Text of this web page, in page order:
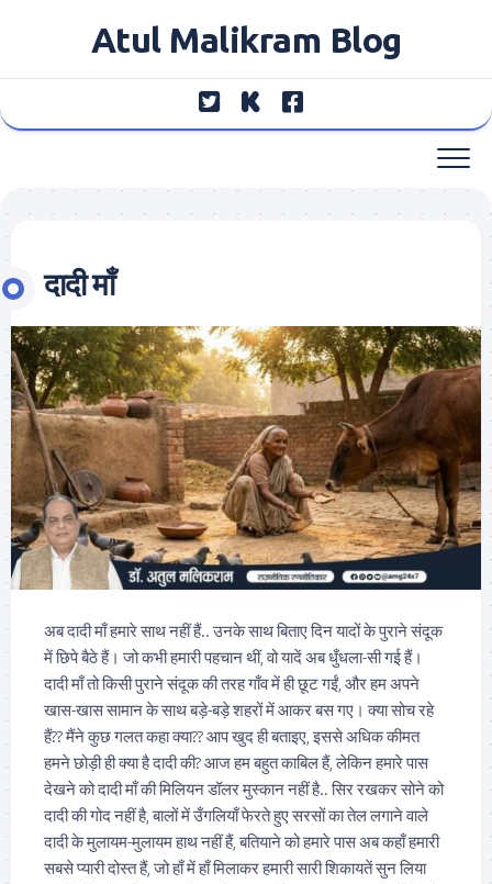
Atul Malikram Blog
दादी माँ
अब दादी माँ हमारे साथ नहीं हैं.. उनके साथ बिताए दिन यादों के पुराने संदूक
में छिपे बैठे हैं। जो कभी हमारी पहचान थीं, वो यादें अब धुँधला-सी गई हैं।
दादी माँ तो किसी पुराने संदूक की तरह गाँव में ही छूट गईं, और हम अपने
खास-खास सामान के साथ बड़े-बड़े शहरों में आकर बस गए। क्या सोच रहे
हैं?? मैंने कुछ गलत कहा क्या?? आप खुद ही बताइए, इससे अधिक कीमत
हमने छोड़ी ही क्या है दादी की? आज हम बहुत काबिल हैं, लेकिन हमारे पास
देखने को दादी माँ की मिलियन डॉलर मुस्कान नहीं है.. सिर रखकर सोने को
दादी की गोद नहीं है, बालों में उँगलियाँ फेरते हुए सरसों का तेल लगाने वाले
दादी के मुलायम-मुलायम हाथ नहीं हैं, बतियाने को हमारे पास अब कहाँ हमारी
सबसे प्यारी दोस्त हैं, जो हाँ में हाँ मिलाकर हमारी सारी शिकायतें सुन लिया